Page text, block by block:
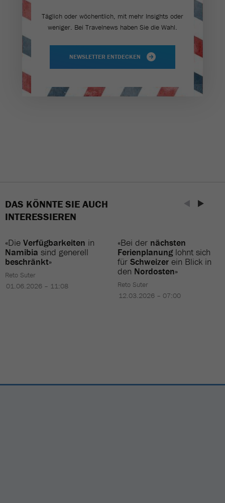
Täglich oder wöchentlich, mit mehr Insights oder
weniger. Bei Travel­news haben Sie die Wahl.
NEWSLETTER ENTDECKEN
DAS KÖNNTE SIE AUCH
INTERESSIEREN
«Die Verfügbarkeiten in
Namibia sind generell
beschränkt»
Reto Suter
01.06.2026 – 11:08
«Bei der nächsten
Ferienplanunglohnt sich
für Schweizer ein Blick in
den Nordosten»
Reto Suter
12.03.2026 – 07:00